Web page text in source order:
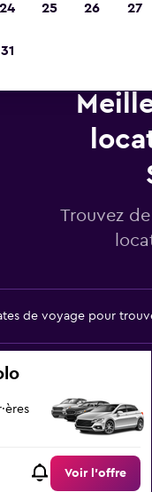
Trouvez
de voyage pour
Voir l’offre
24 25 26 27
31